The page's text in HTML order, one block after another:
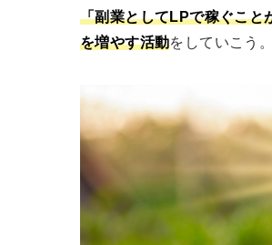
「副業としてLPで稼ぐこと
を増やす活動をしていこう。